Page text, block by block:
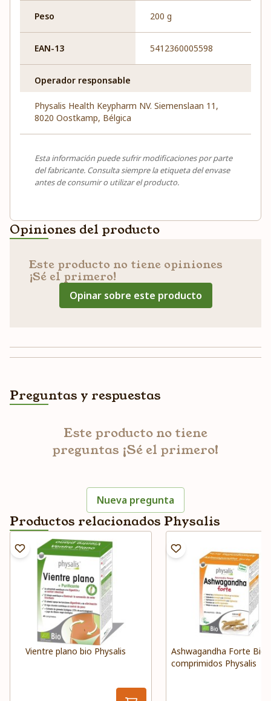
Peso 200 g
EAN-13 5412360005598
Operador responsable
Physalis Health Keypharm NV. Siemenslaan 11,
8020 Oostkamp, Bélgica
Esta información puede sufrir modificaciones por parte
del fabricante. Consulta siempre la etiqueta del envase
antes de consumir o utilizar el producto.
Opiniones del producto
Este producto no tiene opiniones
¡Sé el primero!
Opinar sobre este producto
Preguntas y respuestas
Este producto no tiene
preguntas ¡Sé el primero!
Nueva pregunta
Productos relacionados Physalis
Vientre plano bio Physalis
Ashwagandha Forte Bio
comprimidos Physalis